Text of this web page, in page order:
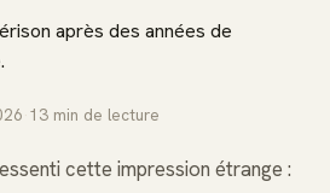
après des années de
13 min de lecture
cette impression étrange :